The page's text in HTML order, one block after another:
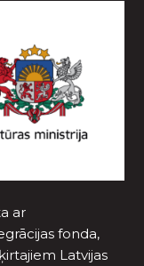
ar
fonda,
Latvijas